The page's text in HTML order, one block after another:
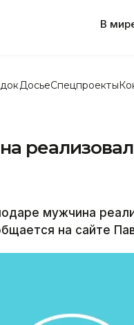
В
ДосьеСпецпроекты
мужчина
на сайте